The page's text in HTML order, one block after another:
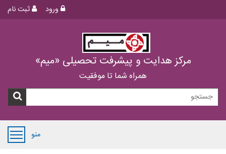
ثبت نام ورود
مرکز هدایت و پیشرفت تحصیلی «میم»
همراه شما تا موفقیت
منو